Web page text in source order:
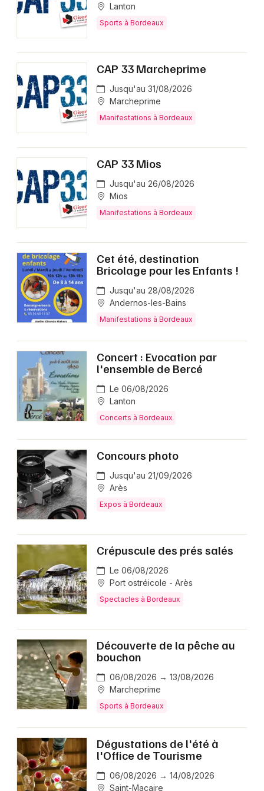
Lanton
Sports à Bordeaux
CAP 33 Marcheprime
Jusqu'au 31/08/2026
Marcheprime
Manifestations à Bordeaux
CAP 33 Mios
Jusqu'au 26/08/2026
Mios
Manifestations à Bordeaux
Cet été, destination
Bricolage pour les Enfants !
Jusqu'au 28/08/2026
Andernos-les-Bains
Manifestations à Bordeaux
Concert : Evocation par
l'ensemble de Bercé
Le 06/08/2026
Lanton
Concerts à Bordeaux
Concours photo
Jusqu'au 21/09/2026
Arès
Expos à Bordeaux
Crépuscule des prés salés
Le 06/08/2026
Port ostréicole - Arès
Spectacles à Bordeaux
Découverte de la pêche au
bouchon
06/08/2026 → 13/08/2026
Marcheprime
Sports à Bordeaux
Dégustations de l'été à
l'Office de Tourisme
06/08/2026 → 14/08/2026
Saint-Macaire